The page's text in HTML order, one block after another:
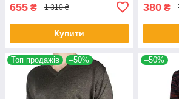
655 ₴ 1 310 ₴
Купити
380 ₴
Топ продажів –50% –50%